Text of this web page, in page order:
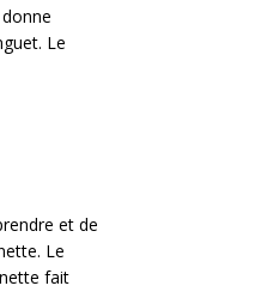
Le
et de
Le
fait